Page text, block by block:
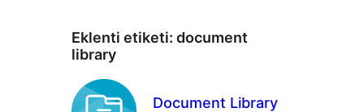
Eklenti etiketi: document
library
Document Library